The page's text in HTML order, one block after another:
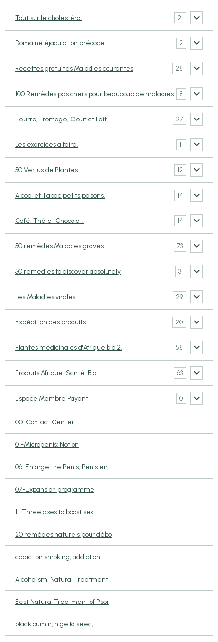
Tout sur le cholestérol 21
Domaine éjaculation précoce 2
Recettes gratuites Maladies courantes 28
100 Remèdes pas chers pour beaucoup de maladies 8
Beurre, Fromage, Oeuf et Lait. 27
Les exercices à faire. 11
50 Vertus de Plantes 12
Alcool et Tabac,petits poisons. 14
Café, Thé et Chocolat. 14
50 remèdes Maladies graves 73
50 remedies to discover absolutely 31
Les Maladies virales. 29
Expédition des produits 20
Plantes médicinales d'Afrique bio 2. 58
Produits Afrique-Santé-Bio 63
Espace Membre Payant 0
00-Contact Center
01-Micropenis: Notion
06-Enlarge the Penis, Penis en
07-Expansion programme
11-Three axes to boost sex
20 remèdes naturels pour débo
addiction smoking, addiction
Alcoholism, Natural Treatment
Best Natural Treatment of Psor
black cumin, nigella seed,